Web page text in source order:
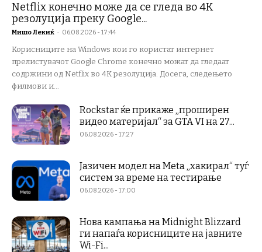
Netflix конечно може да се гледа во 4K
резолуција преку Google...
Мишо Лекиќ - 06.08.2026 - 17:44
Корисниците на Windows кои го користат интернет
прелистувачот Google Chrome конечно можат да гледаат
содржини од Netflix во 4K резолуција. Досега, следењето
филмови и...
Rockstar ќе прикаже „проширен
видео материјал“ за GTA VI на 27...
06.08.2026 - 17:27
Јазичен модел на Meta „хакирал“ туѓ
систем за време на тестирање
06.08.2026 - 17:00
Нова кампања на Midnight Blizzard
ги напаѓа корисниците на јавните
Wi-Fi...